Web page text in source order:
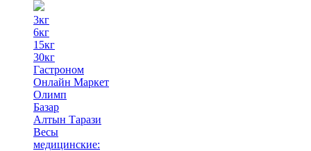
3кг
6кг
15кг
30кг
Гастроном
Онлайн Маркет
Олимп
Базар
Алтын Тарази
Весы
медицинские: